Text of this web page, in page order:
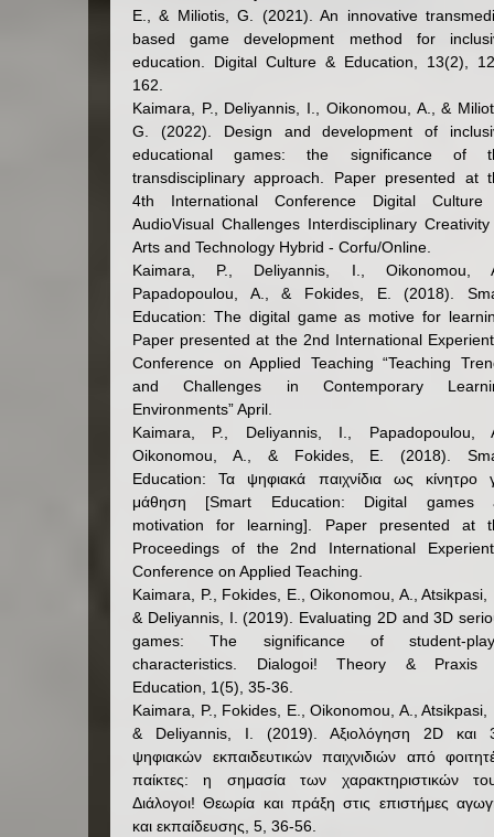
E., & Miliotis, G. (2021). An innovative
based game development method for
education. Digital Culture & Education, 13(2),
162.
Kaimara, P., Deliyannis, I., Oikonomou, A., &
G. (2022). Design and development of
educational games: the significance of
transdisciplinary approach. Paper presented at
4th International Conference Digital
AudioVisual Challenges Interdisciplinary
Arts and Technology Hybrid - Corfu/Online.
Kaimara, P., Deliyannis, I., Oikonomou,
Papadopoulou, A., & Fokides, E. (2018).
Education: The digital game as motive for
Paper presented at the 2nd International
Conference on Applied Teaching “Teaching
and Challenges in Contemporary
Environments” April.
Kaimara, P., Deliyannis, I., Papadopoulou,
Oikonomou, A., & Fokides, E. (2018).
Education: Τα ψηφιακά παιχνίδια ως κίνητρο
μάθηση [Smart Education: Digital games
motivation for learning]. Paper presented at
Proceedings of the 2nd International
Conference on Applied Teaching.
Kaimara, P., Fokides, E., Oikonomou, A., Atsikpasi,
& Deliyannis, I. (2019). Evaluating 2D and 3D
games: The significance of student-
characteristics. Dialogoi! Theory & Praxis
Education, 1(5), 35-36.
Kaimara, P., Fokides, E., Oikonomou, A., Atsikpasi,
& Deliyannis, I. (2019). Αξιολόγηση 2D και
ψηφιακών εκπαιδευτικών παιχνιδιών από
παίκτες: η σημασία των χαρακτηριστικών
Διάλογοι! Θεωρία και πράξη στις επιστήμες
και εκπαίδευσης, 5, 36-56.